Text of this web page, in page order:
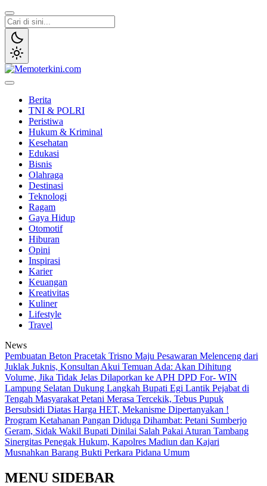
Lewati
ke
konten
Berita
TNI & POLRI
Peristiwa
Hukum & Kriminal
Kesehatan
Edukasi
Bisnis
Olahraga
Destinasi
Teknologi
Ragam
Gaya Hidup
Otomotif
Hiburan
Opini
Inspirasi
Karier
Keuangan
Kreativitas
Kuliner
Lifestyle
Travel
News
Pembuatan Beton Pracetak Trisno Maju Pesawaran Melenceng dari
Juklak Juknis, Konsultan Akui Temuan Ada: Akan Dihitung
Volume, Jika Tidak Jelas Dilaporkan ke APH DPD For- WIN
Lampung Selatan Dukung Langkah Bupati Egi Lantik Pejabat di
Tengah Masyarakat Petani Merasa Tercekik, Tebus Pupuk
Bersubsidi Diatas Harga HET, Mekanisme Dipertanyakan !
Program Ketahanan Pangan Diduga Dihambat: Petani Sumberjo
Geram, Sidak Wakil Bupati Dinilai Salah Pakai Aturan Tambang
Sinergitas Penegak Hukum, Kapolres Madiun dan Kajari
Musnahkan Barang Bukti Perkara Pidana Umum
MENU SIDEBAR